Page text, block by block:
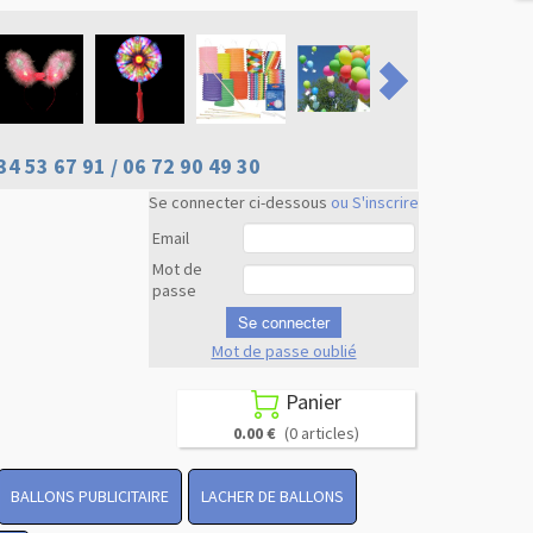
53 67 91 / 06 72 90 49 30
Se connecter ci-dessous ou S'inscrire
Email
Mot de
passe
Se connecter
Mot de passe oublié
 Panier
0.00 € (0 articles)
BALLONS PUBLICITAIRE LACHER DE BALLONS